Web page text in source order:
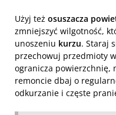
Użyj też osuszacza
zmniejszyć wilgotność,
unoszeniu kurzu. Staraj
przechowuj przedmioty w
ogranicza powierzchnię,
remoncie dbaj o
odkurzanie i częste